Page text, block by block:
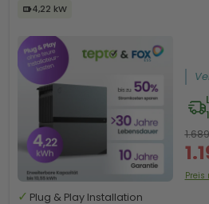
4,22 kW
Preis
Plug & Play Installation